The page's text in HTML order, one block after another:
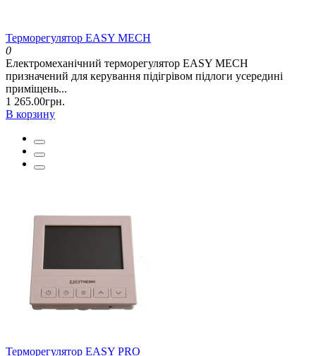
Терморегулятор EASY MECH
0
Електромеханічний терморегулятор EASY MECH
призначений для керування підігрівом підлоги усередині
приміщень...
1 265.00грн.
В корзину
Терморегулятор EASY PRO